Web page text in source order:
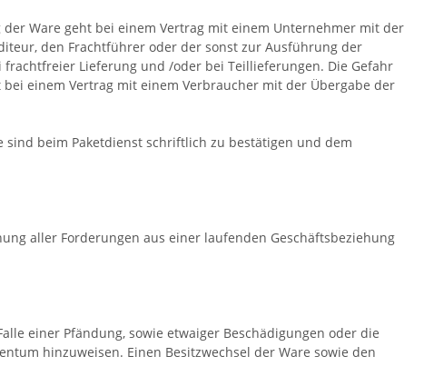
Ware geht bei einem Vertrag mit einem Unternehmer mit der
den Frachtführer oder der sonst zur Ausführung der
Lieferung und /oder bei Teillieferungen. Die Gefahr
einem Vertrag mit einem Verbraucher mit der Übergabe der
beim Paketdienst schriftlich zu bestätigen und dem
aller Forderungen aus einer laufenden Geschäftsbeziehung
einer Pfändung, sowie etwaiger Beschädigungen oder die
hinzuweisen. Einen Besitzwechsel der Ware sowie den